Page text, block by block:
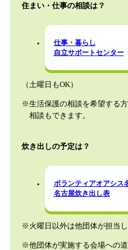
住まい・仕事の相談は？
仕事・暮らし
自立サポートセンター
（土曜日もOK）
※生活保護の相談を希望する
相談もできます。
炊き出しの予定は？
ボランティアオアシス
名古屋炊き出し表
※火曜日以外は他団体が担当し
※他団体が実施する会場への